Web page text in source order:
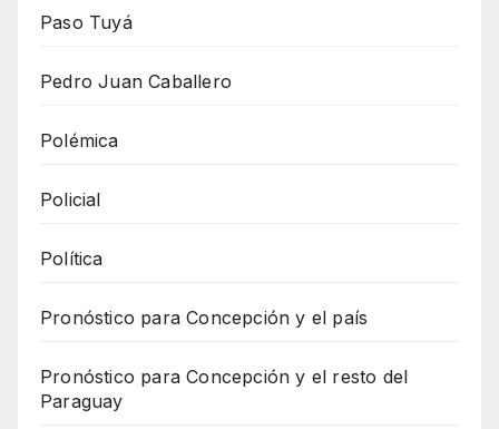
Paso Tuyá
Pedro Juan Caballero
Polémica
Policial
Política
Pronóstico para Concepción y el país
Pronóstico para Concepción y el resto del
Paraguay